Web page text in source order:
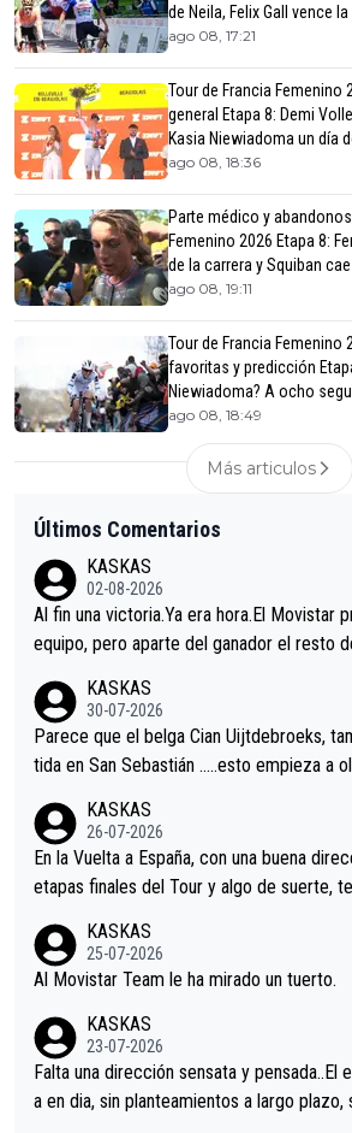
de Neila, Felix Gall vence
ago 08, 17:21
Tour de Francia Femenino
general Etapa 8: Demi
Kasia Niewiadoma un día
ago 08, 18:36
Parte médico y
Femenino 2026 Etapa 8:
de la carrera y Squiban
ago 08, 19:11
Tour de Francia Femenino
favoritas y predicción
Niewiadoma? A ocho
ago 08, 18:49
Más articulos
Últimos Comentarios
KASKAS
02-08-2026
Al fin una victoria.Ya era hora.El Movistar
equipo, pero aparte del ganador el resto
s.La única buena noticia es la mejoría de
astian.Si en la Vuelta a Burgos sigue la
er alguna sorpresa en la Vuelta.Ojalá.
KASKAS
30-07-2026
Parece que el belga Cian Uijtdebroeks,
tida en San Sebastián …..esto empieza a
KASKAS
26-07-2026
En la Vuelta a España, con una buena
etapas finales del Tour y algo de suerte,
KASKAS
25-07-2026
Al Movistar Team le ha mirado un tuerto.
KASKAS
23-07-2026
Falta una dirección sensata y pensada..El
a en dia, sin planteamientos a largo plazo,